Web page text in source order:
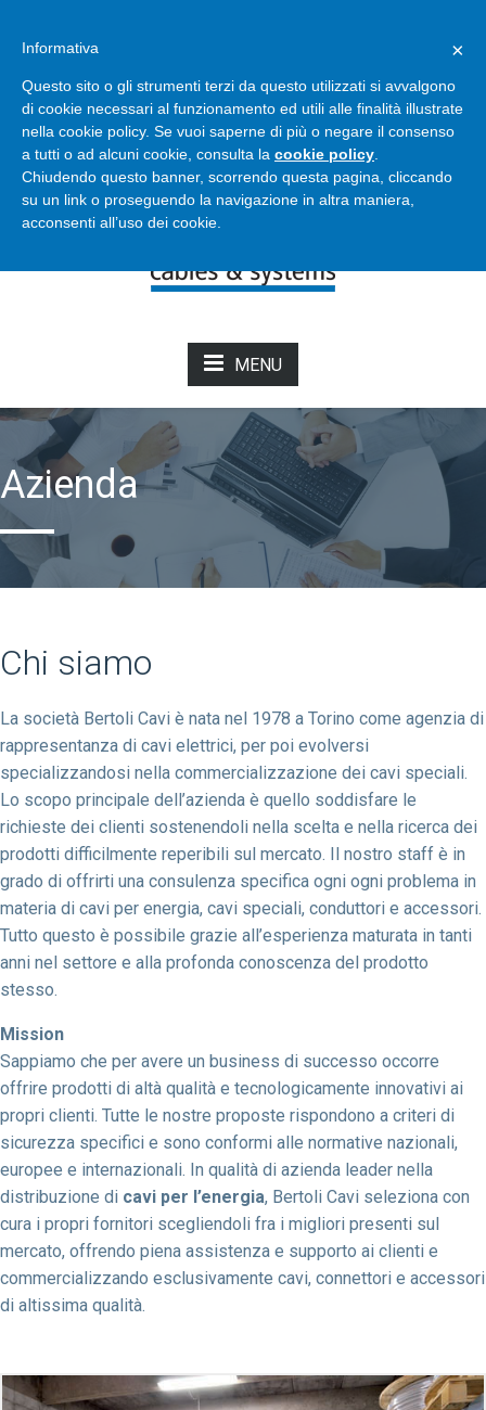
NOVITÀ DAL CATALOGO
MENU
Azienda
Chi siamo
La società Bertoli Cavi è nata nel 1978 a Torino come agenzia di
rappresentanza di cavi elettrici, per poi evolversi
specializzandosi nella commercializzazione dei cavi speciali.
Lo scopo principale dell’azienda è quello soddisfare le
richieste dei clienti sostenendoli nella scelta e nella ricerca dei
prodotti difficilmente reperibili sul mercato. Il nostro staff è in
grado di offrirti una consulenza specifica ogni ogni problema in
materia di cavi per energia, cavi speciali, conduttori e accessori.
Tutto questo è possibile grazie all’esperienza maturata in tanti
anni nel settore e alla profonda conoscenza del prodotto
stesso.
Mission
Sappiamo che per avere un business di successo occorre
offrire prodotti di altà qualità e tecnologicamente innovativi ai
propri clienti. Tutte le nostre proposte rispondono a criteri di
sicurezza specifici e sono conformi alle normative nazionali,
europee e internazionali. In qualità di azienda leader nella
distribuzione di cavi per l’energia, Bertoli Cavi seleziona con
cura i propri fornitori scegliendoli fra i migliori presenti sul
mercato, offrendo piena assistenza e supporto ai clienti e
commercializzando esclusivamente cavi, connettori e accessori
di altissima qualità.
×
Informativa
Questo sito o gli strumenti terzi da questo utilizzati si avvalgono
di cookie necessari al funzionamento ed utili alle finalità illustrate
nella cookie policy. Se vuoi saperne di più o negare il consenso
a tutti o ad alcuni cookie, consulta la cookie policy
Chiudendo questo banner, scorrendo questa pagina, cliccando
su un link o proseguendo la navigazione in altra maniera,
acconsenti all’uso dei cookie.